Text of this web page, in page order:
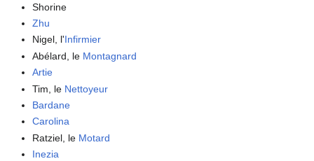
Shorine
Zhu
Nigel, l'Infirmier
Abélard, le Montagnard
Artie
Tim, le Nettoyeur
Bardane
Carolina
Ratziel, le Motard
Inezia